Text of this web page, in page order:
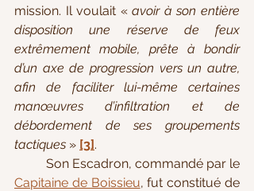
mission. Il voulait « avoir à son entière
disposition une réserve de feux
extrêmement mobile, prête à bondir
d’un axe de progression vers un autre,
afin de faciliter lui-même certaines
manœuvres d’infiltration et de
débordement de ses groupements
tactiques » [3].
Capitaine de Boissieu, fut constitué de